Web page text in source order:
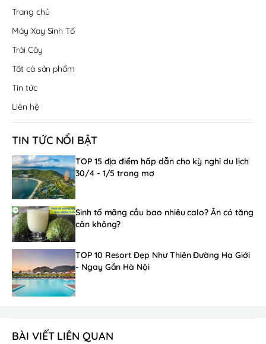
Trang chủ
Máy Xay Sinh Tố
Trái Cây
Tất cả sản phẩm
Tin tức
Liên hệ
TIN TỨC NỔI BẬT
TOP 15 địa điểm hấp dẫn cho kỳ nghỉ du lịch
30/4 - 1/5 trong mơ
Sinh tố mãng cầu bao nhiêu calo? Ăn có tăng
cân không?
TOP 10 Resort Đẹp Như Thiên Đường Hạ Giới
- Ngay Gần Hà Nội
BÀI VIẾT LIÊN QUAN